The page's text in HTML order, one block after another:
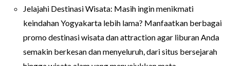
Jelajahi Destinasi Wisata: Masih ingin menikmati
keindahan Yogyakarta lebih lama? Manfaatkan berbagai
promo destinasi wisata dan attraction agar liburan Anda
semakin berkesan dan menyeluruh, dari situs bersejarah